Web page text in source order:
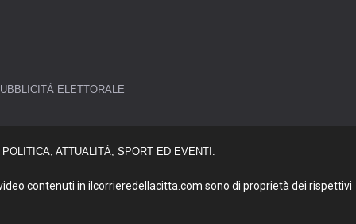
ELETTORALE
ATTUALITÀ, SPORT ED EVENTI.
contenuti in ilcorrieredellacitta.com sono di proprietà dei rispettivi